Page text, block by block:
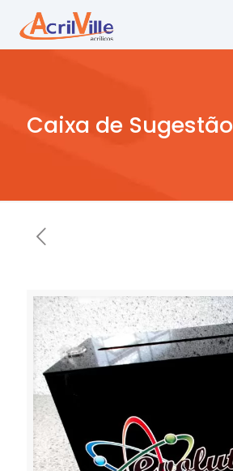
Caixa de Sugestão